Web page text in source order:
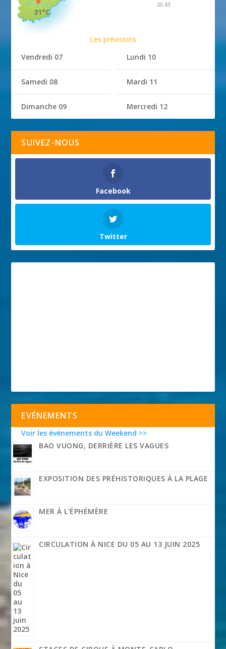
31°C
20:43
Les prévisions
Vendredi 07
Samedi 08
Dimanche 09
Lundi 10
Mardi 11
Mercredi 12
SUIVEZ-NOUS
Facebook
Twitter
EVÉNEMENTS
Voir les événements du Weekend >>
BAO VUONG, DERRIÈRE LES VAGUES
EXPOSITION DES PRÉHISTORIQUES À LA PLAGE
MER À L’ÉPHÉMÈRE
CIRCULATION À NICE DU 05 AU 13 JUIN 2025